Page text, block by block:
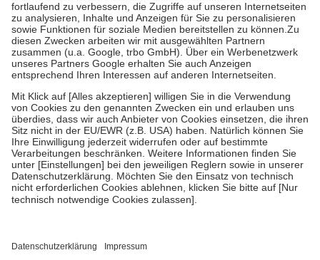
Diese Regeln gelten grundsätzlich auch für Online-Apotheken.
Bei Heilmitteln und häuslicher Krankenpflege beträgt die
Zuzahlung zehn Prozent der Kosten sowie zehn Euro je
Verordnung.
Um das Engagement der Versicherten für ihre eigene Gesundheit zu
stärken und die besondere Stellung der Familie zu unterstützen,
fallenkeine Zuzahlungenan bei:
• Kindern und Jugendlichen bis zum vollendeten 18. Lebensjahr
mit Ausnahme der Fahrkosten
• Untersuchungen zur Vorsorge und Früherkennung, die von der
GKV getragen werden
• empfohlenen Schutzimpfungen
• Harn- und Blutteststreifen
getroffen, um sicherzustellen, dass es sich um echte Bewertungen